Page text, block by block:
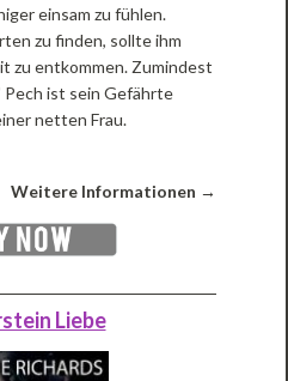
einsam zu fühlen.
zu finden, sollte ihm
zu entkommen. Zumindest
Pech ist sein Gefährte
netten Frau.
Weitere Informationen →
Liebe